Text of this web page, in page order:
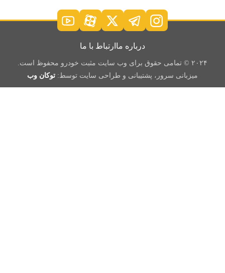
درباره ما ارتباط با ما
۲۰۲۴ © تمامی حقوق برای وب سایت مثبت خودرو محفوظ است.
میزبانی سرور، پشتیبانی و طراحی سایت توسط: توکان وب